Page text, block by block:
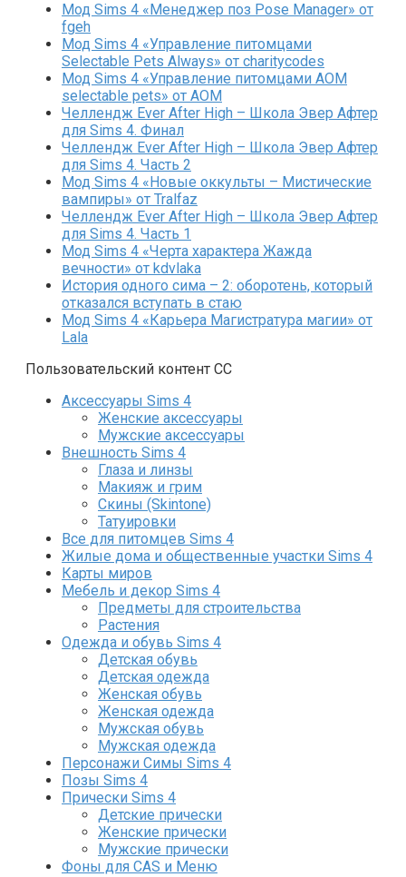
Мод Sims 4 «Менеджер поз Pose Manager» от
fgeh
Мод Sims 4 «Управление питомцами
Selectable Pets Always» от charitycodes
Мод Sims 4 «Управление питомцами AOM
selectable pets» от AOM
Челлендж Ever After High – Школа Эвер Афтер
для Sims 4. Финал
Челлендж Ever After High – Школа Эвер Афтер
для Sims 4. Часть 2
Мод Sims 4 «Новые оккульты – Мистические
вампиры» от Tralfaz
Челлендж Ever After High – Школа Эвер Афтер
для Sims 4. Часть 1
Мод Sims 4 «Черта характера Жажда
вечности» от kdvlaka
История одного сима – 2: оборотень, который
отказался вступать в стаю
Мод Sims 4 «Карьера Магистратура магии» от
Lala
Пользовательский контент СС
Аксессуары Sims 4
Женские аксессуары
Мужские аксессуары
Внешность Sims 4
Глаза и линзы
Макияж и грим
Скины (Skintone)
Татуировки
Все для питомцев Sims 4
Жилые дома и общественные участки Sims 4
Карты миров
Мебель и декор Sims 4
Предметы для строительства
Растения
Одежда и обувь Sims 4
Детская обувь
Детская одежда
Женская обувь
Женская одежда
Мужская обувь
Мужская одежда
Персонажи Симы Sims 4
Позы Sims 4
Прически Sims 4
Детские прически
Женские прически
Мужские прически
Фоны для CAS и Меню